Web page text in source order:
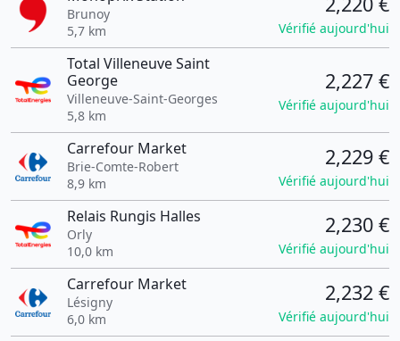
Brunoy
5,7 km
Vérifié aujourd'hui
Total Villeneuve Saint
George
Villeneuve-Saint-Georges
5,8 km
2,227 €
Vérifié aujourd'hui
Carrefour Market
Brie-Comte-Robert
8,9 km
2,229 €
Vérifié aujourd'hui
Relais Rungis Halles
Orly
10,0 km
2,230 €
Vérifié aujourd'hui
Carrefour Market
Lésigny
6,0 km
2,232 €
Vérifié aujourd'hui